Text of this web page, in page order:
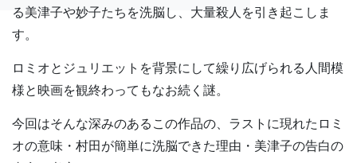
る美津子や妙子たちを洗脳し、大量殺人を引き起こしま
す。
ロミオとジュリエットを背景にして繰り広げられる人間模
様と映画を観終わってもなお続く謎。
今回はそんな深みのあるこの作品の、ラストに現れたロミ
オの意味・村田が簡単に洗脳できた理由・美津子の告白の